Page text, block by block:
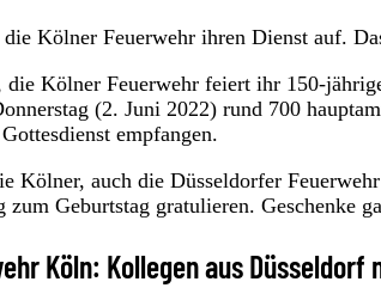
die Kölner Feuerwehr ihren Dienst auf.
Kölner Feuerwehr feiert ihr 150-
(2. Juni 2022) rund 700
empfangen.
Kölner, auch die Düsseldorfer
zum Geburtstag gratulieren. Geschenke
Köln: Kollegen aus Düsseldorf